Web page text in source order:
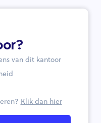
van dit kantoor
Klik dan hier